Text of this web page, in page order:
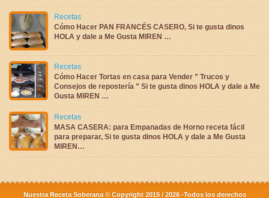
Recetas
Cómo Hacer PAN FRANCÉS CASERO, Si te gusta dinos
HOLA y dale a Me Gusta MIREN …
Recetas
Cómo Hacer Tortas en casa para Vender ” Trucos y
Consejos de repostería ” Si te gusta dinos HOLA y dale a Me
Gusta MIREN …
Recetas
MASA CASERA: para Empanadas de Horno receta fácil
para preparar, Si te gusta dinos HOLA y dale a Me Gusta
MIREN…
Nuestra Receta Soberana © Copyright 2015 / 2026 -Todos los derechos